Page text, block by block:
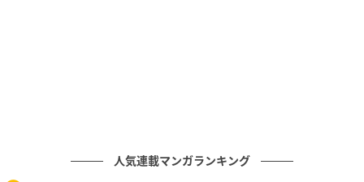
車場から平置きへの変更は初期費用はかかりますが、
人気連載マンガランキング